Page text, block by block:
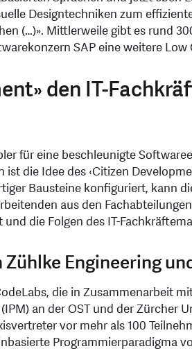
Designtechniken zum
(…)». Mittlerweile gibt es rund
SAP eine weitere
den IT-
für eine beschleunigte
die Idee des ‹Citizen
Bausteine konfiguriert, kann
aus den
die Folgen des IT-
Engineering
die in Zusammenarbeit
an der OST und der Zürcher
vor mehr als 100
Programmierparadigma